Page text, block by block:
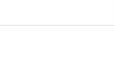
환자 수는 97만명으로 집
내년에는 100만, 2044년